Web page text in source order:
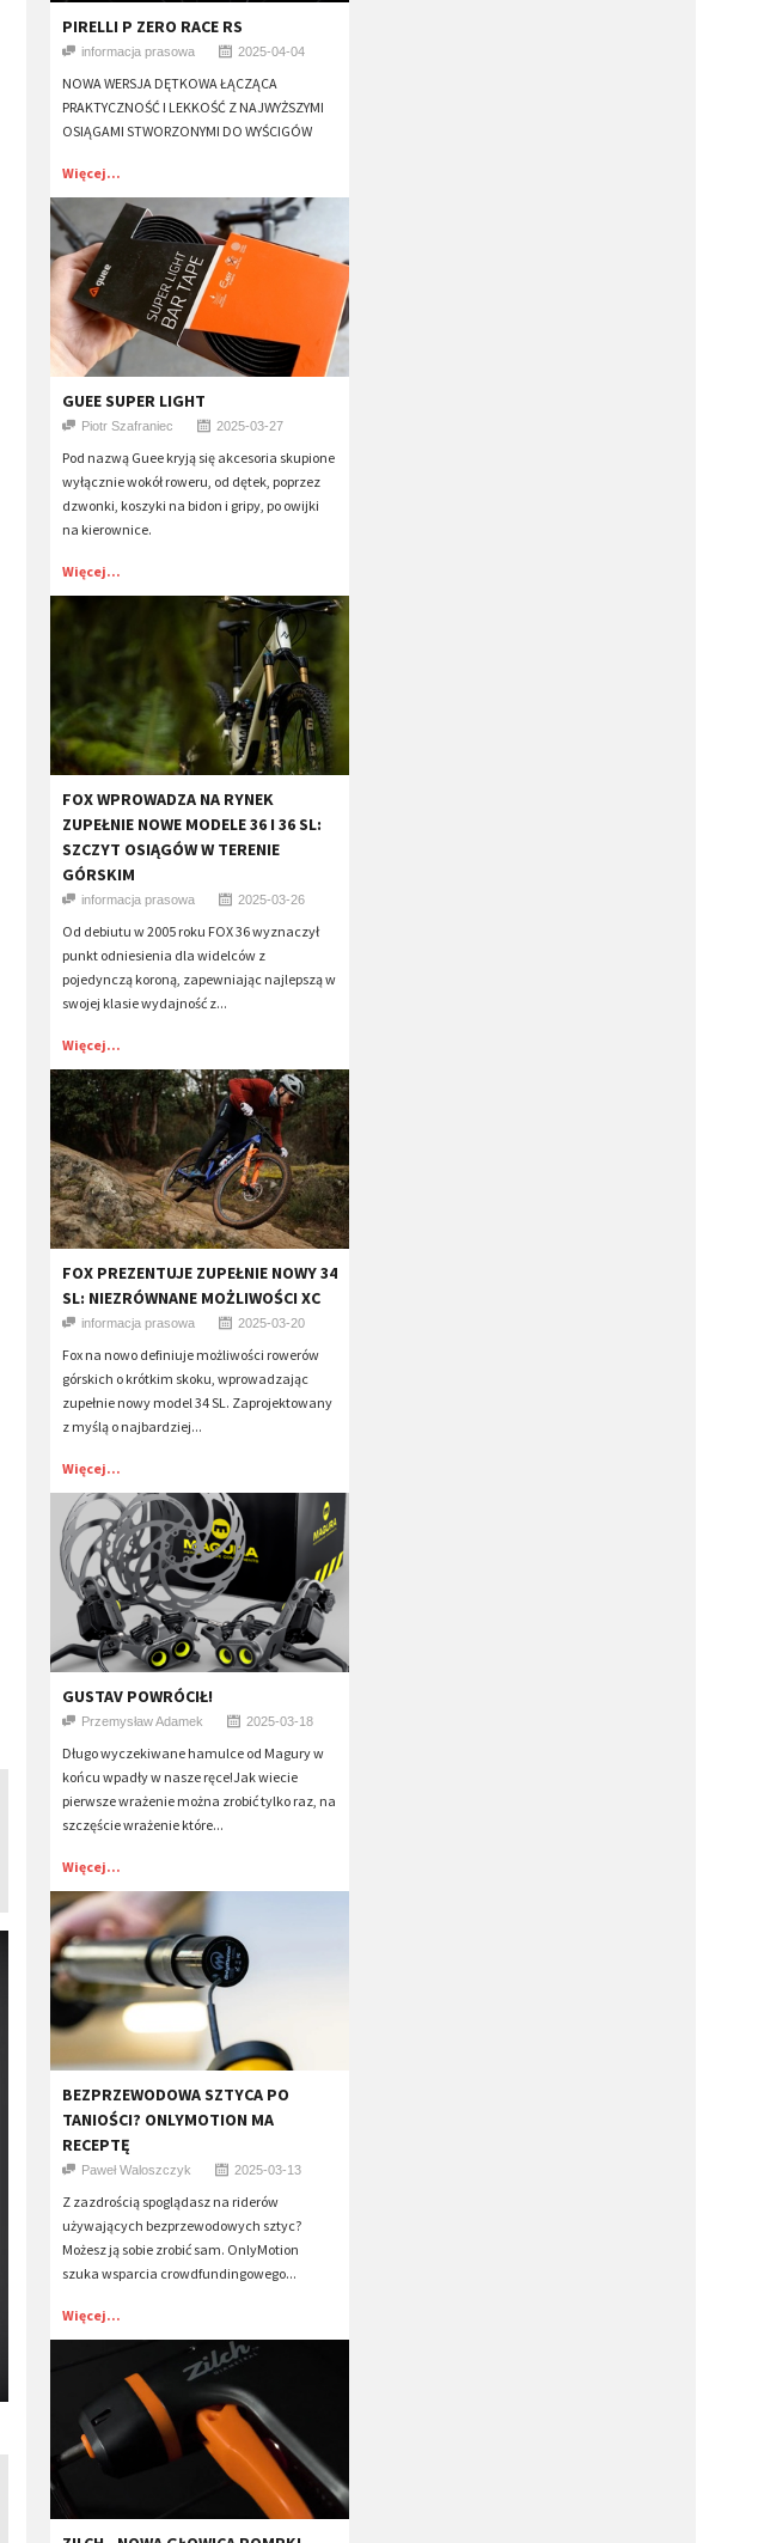
​PIRELLI P ZERO RACE RS
informacja prasowa 2025-04-04
NOWA WERSJA DĘTKOWA ŁĄCZĄCA
PRAKTYCZNOŚĆ I LEKKOŚĆ Z NAJWYŻSZYMI
OSIĄGAMI STWORZONYMI DO WYŚCIGÓW
Więcej...
GUEE SUPER LIGHT
Piotr Szafraniec 2025-03-27
Pod nazwą Guee kryją się akcesoria skupione
wyłącznie wokół roweru, od dętek, poprzez
dzwonki, koszyki na bidon i gripy, po owijki
na kierownice.
Więcej...
​FOX WPROWADZA NA RYNEK
ZUPEŁNIE NOWE MODELE 36 I 36 SL:
SZCZYT OSIĄGÓW W TERENIE
GÓRSKIM
informacja prasowa 2025-03-26
Od debiutu w 2005 roku FOX 36 wyznaczył
punkt odniesienia dla widelców z
pojedynczą koroną, zapewniając najlepszą w
swojej klasie wydajność z...
Więcej...
FOX PREZENTUJE ZUPEŁNIE NOWY 34
SL: NIEZRÓWNANE MOŻLIWOŚCI XC
informacja prasowa 2025-03-20
Fox na nowo definiuje możliwości rowerów
górskich o krótkim skoku, wprowadzając
zupełnie nowy model 34 SL. Zaprojektowany
z myślą o najbardziej...
Więcej...
GUSTAV POWRÓCIŁ!
Przemysław Adamek 2025-03-18
Długo wyczekiwane hamulce od Magury w
końcu wpadły w nasze ręce!Jak wiecie
pierwsze wrażenie można zrobić tylko raz, na
szczęście wrażenie które...
Więcej...
​BEZPRZEWODOWA SZTYCA PO
TANIOŚCI? ONLYMOTION MA
RECEPTĘ
Paweł Waloszczyk 2025-03-13
Z zazdrością spoglądasz na riderów
używających bezprzewodowych sztyc?
Możesz ją sobie zrobić sam. OnlyMotion
szuka wsparcia crowdfundingowego...
Więcej...